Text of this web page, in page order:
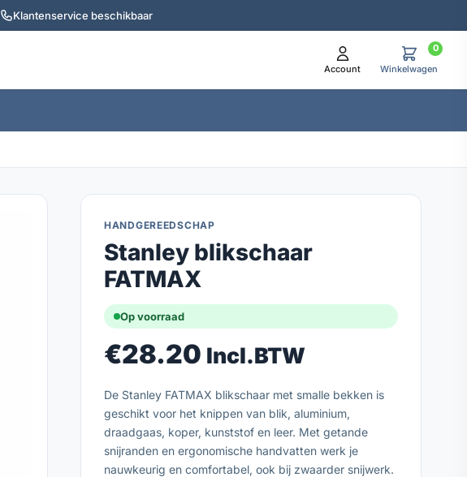
Klantenservice beschikbaar
Account
0
Winkelwagen
HANDGEREEDSCHAP
Stanley blikschaar
FATMAX
Op voorraad
€28.20 Incl.BTW
De Stanley FATMAX blikschaar met smalle bekken is
geschikt voor het knippen van blik, aluminium,
draadgaas, koper, kunststof en leer. Met getande
snijranden en ergonomische handvatten werk je
nauwkeurig en comfortabel, ook bij zwaarder snijwerk.